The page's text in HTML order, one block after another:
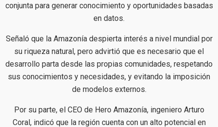
conjunta para generar conocimiento y oportunidades basadas
en datos.
Señaló que la Amazonía despierta interés a nivel mundial por
su riqueza natural, pero advirtió que es necesario que el
desarrollo parta desde las propias comunidades, respetando
sus conocimientos y necesidades, y evitando la imposición
de modelos externos.
Por su parte, el CEO de Hero Amazonía, ingeniero Arturo
Coral, indicó que la región cuenta con un alto potencial en